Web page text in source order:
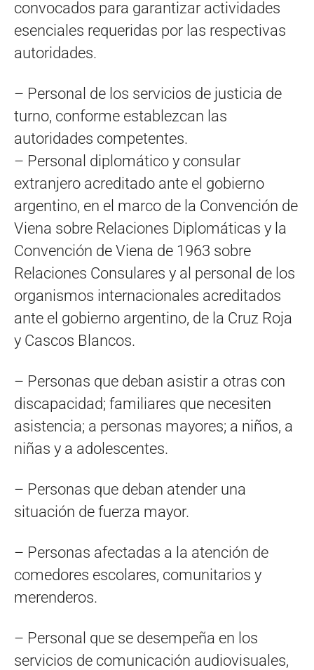
convocados para garantizar actividades
esenciales requeridas por las respectivas
autoridades.
– Personal de los servicios de justicia de
turno, conforme establezcan las
autoridades competentes.
– Personal diplomático y consular
extranjero acreditado ante el gobierno
argentino, en el marco de la Convención de
Viena sobre Relaciones Diplomáticas y la
Convención de Viena de 1963 sobre
Relaciones Consulares y al personal de los
organismos internacionales acreditados
ante el gobierno argentino, de la Cruz Roja
y Cascos Blancos.
– Personas que deban asistir a otras con
discapacidad; familiares que necesiten
asistencia; a personas mayores; a niños, a
niñas y a adolescentes.
– Personas que deban atender una
situación de fuerza mayor.
– Personas afectadas a la atención de
comedores escolares, comunitarios y
merenderos.
– Personal que se desempeña en los
servicios de comunicación audiovisuales,